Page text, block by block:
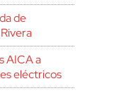
de
AICA a
eléctricos